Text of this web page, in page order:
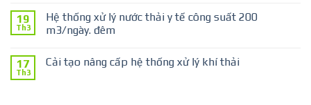
19
Th3
Hệ thống xử lý nước thải y tế công suất 200
m3/ngày. đêm
17
Th3
Cải tạo nâng cấp hệ thống xử lý khí thải